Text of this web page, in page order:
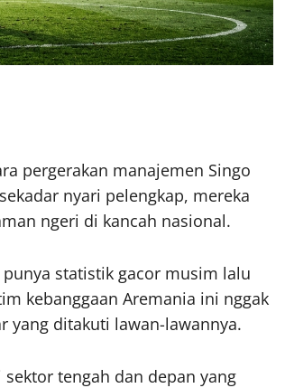
pergerakan manajemen Singo
nyari pelengkap, mereka
ngeri di kancah nasional.
statistik gacor musim lalu
kebanggaan Aremania ini nggak
yang ditakuti lawan-lawannya.
tengah dan depan yang